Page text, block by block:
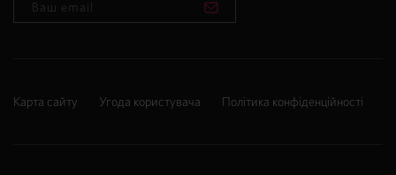
Карта сайту Угода користувача Політика конфіденційності